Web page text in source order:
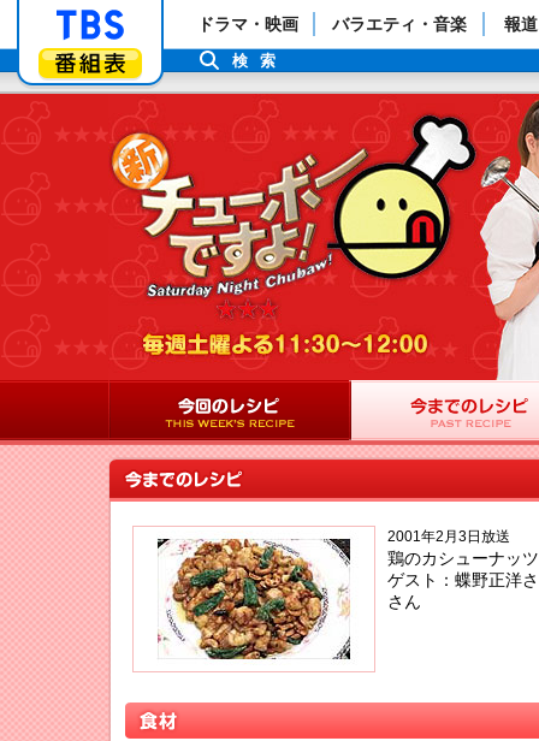
「TBSテレビ」トップページ
番組表
ドラマ・映画 バラエティ・音楽 報
検索
2001年2月3日放送
鶏のカシューナッ
ゲスト：蝶野正洋
さん